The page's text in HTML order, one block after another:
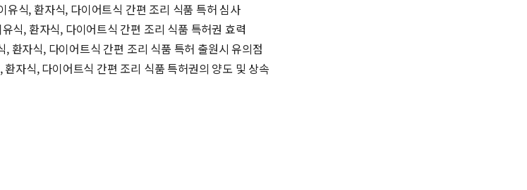
유식, 환자식, 다이어트식 간편 조리 식품 특허 심사
식, 환자식, 다이어트식 간편 조리 식품 특허권 효력
환자식, 다이어트식 간편 조리 식품 특허 출원시 유의점
자식, 다이어트식 간편 조리 식품 특허권의 양도 및 상속